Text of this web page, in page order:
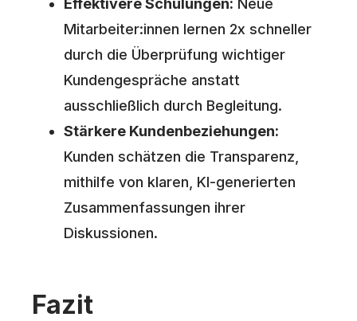
Mitarbeiter:innen lernen 2x schneller
durch die Überprüfung wichtiger
Kundengespräche anstatt
ausschließlich durch Begleitung.
Stärkere Kundenbeziehungen:
Kunden schätzen die Transparenz,
mithilfe von klaren, KI-generierten
Zusammenfassungen ihrer
Diskussionen.
Fazit